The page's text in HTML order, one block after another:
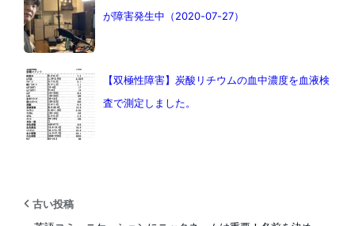
が障害発生中（2020-07-27）
【双極性障害】炭酸リチウムの血中濃度を血液検
査で測定しました。
古い投稿